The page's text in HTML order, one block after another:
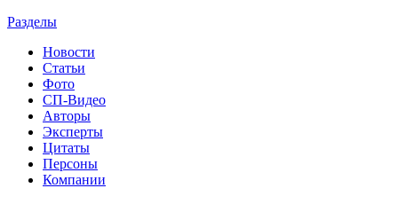
Разделы
Новости
Статьи
Фото
СП-Видео
Авторы
Эксперты
Цитаты
Персоны
Компании